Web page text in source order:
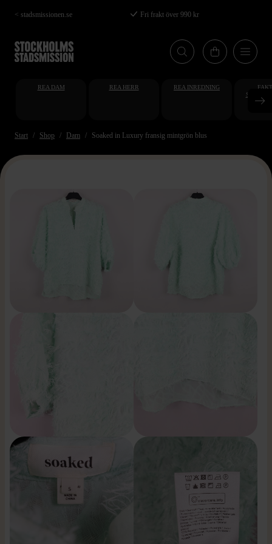
Hoppa
till
huvudinnehåll
< stadsmissionen.se Fri frakt över 990 kr
REA DAM REA HERR REA INREDNING
Start Shop Dam Soaked in Luxury fransig mintgrön blus